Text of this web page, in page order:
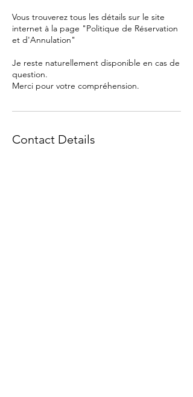
Vous trouverez tous les détails sur le site
internet à la page "Politique de Réservation
et d'Annulation"
Je reste naturellement disponible en cas de
question.
Merci pour votre compréhension.
Contact Details